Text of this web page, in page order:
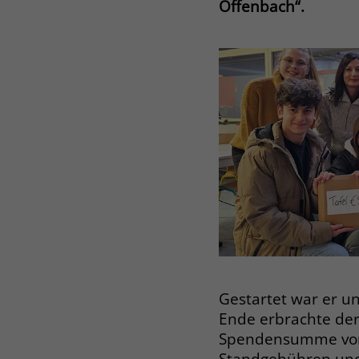
Offenbach“.
Gestartet war er
Ende erbrachte
Spendensumme